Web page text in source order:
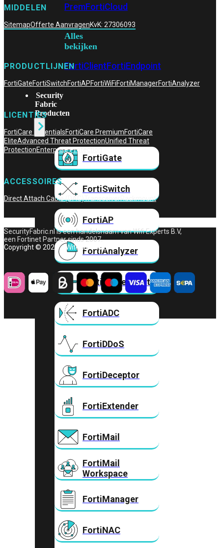
PremFortiCloud
Alles
bekijken
FortiClientFortiEndpoint
Security
Fabric
Producten
FortiGate
FortiSwitch
FortiAP
FortiAnalyzer
FortiAuthenticator
FortiADC
FortiDDoS
FortiDeceptor
FortiExtender
FortiMail
FortiMail
Workspace
FortiManager
FortiNAC
MIDDELEN
SitemapOfferte AanvragenKvK: 27306093
PRODUCTLIJNEN
FortiGateFortiSwitchFortiAPFortiWiFiFortiManagerFortiAnalyzer
LICENTIES
FortiCare EssentialsFortiCare PremiumFortiCare
EliteAdvanced Threat ProtectionUnified Threat
ProtectionEnterprise Protection
ACCESSOIRES
Direct Attach Cable (DAC)TransceiverRackmount
SecurityFabric.nl is een handelsnaam van Wifi Experts B.V,
een Fortinet Partner sinds 2007.
Copyright © 2026 – Wifi Experts B.V.